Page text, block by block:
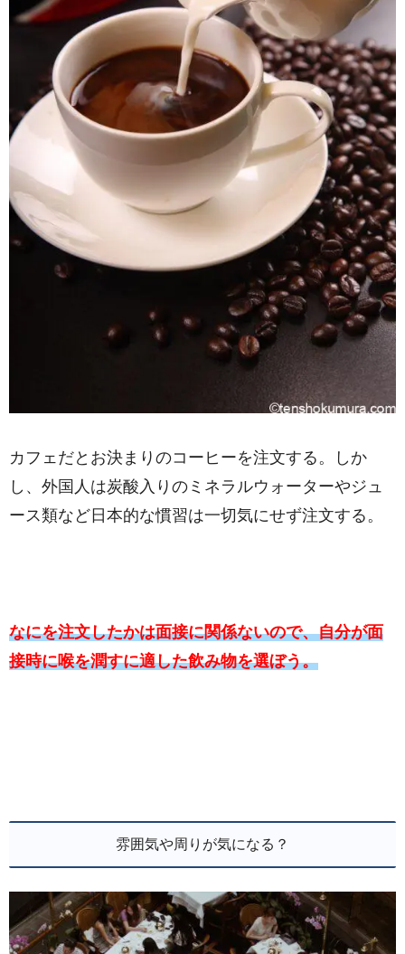
カフェだとお決まりのコーヒーを注文する。しか
し、外国人は炭酸入りのミネラルウォーターやジュ
ース類など日本的な慣習は一切気にせず注文する。
なにを注文したかは面接に関係ないので、自分が面
接時に喉を潤すに適した飲み物を選ぼう。
雰囲気や周りが気になる？